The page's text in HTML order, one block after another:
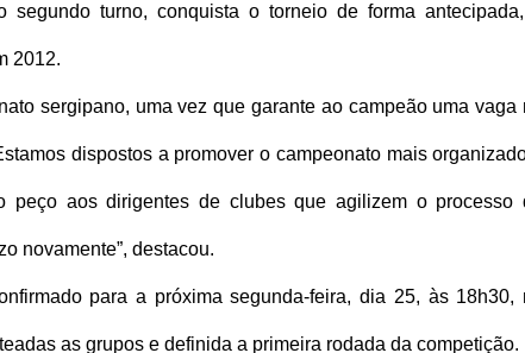
turno, conquista o torneio de forma
2012.
sergipano, uma vez que garante ao campeão uma vaga
dispostos a promover o campeonato mais
peço aos dirigentes de clubes que agilizem o processo
novamente”, destacou.
para a próxima segunda-feira, dia 25, às 18h30,
as grupos e definida a primeira rodada da competição.